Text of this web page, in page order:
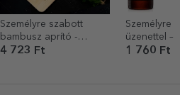
Személyre szabott
bambusz aprító -
Kiválóság a
4 723 Ft
Személyre
üzenettel –
1 760 Ft